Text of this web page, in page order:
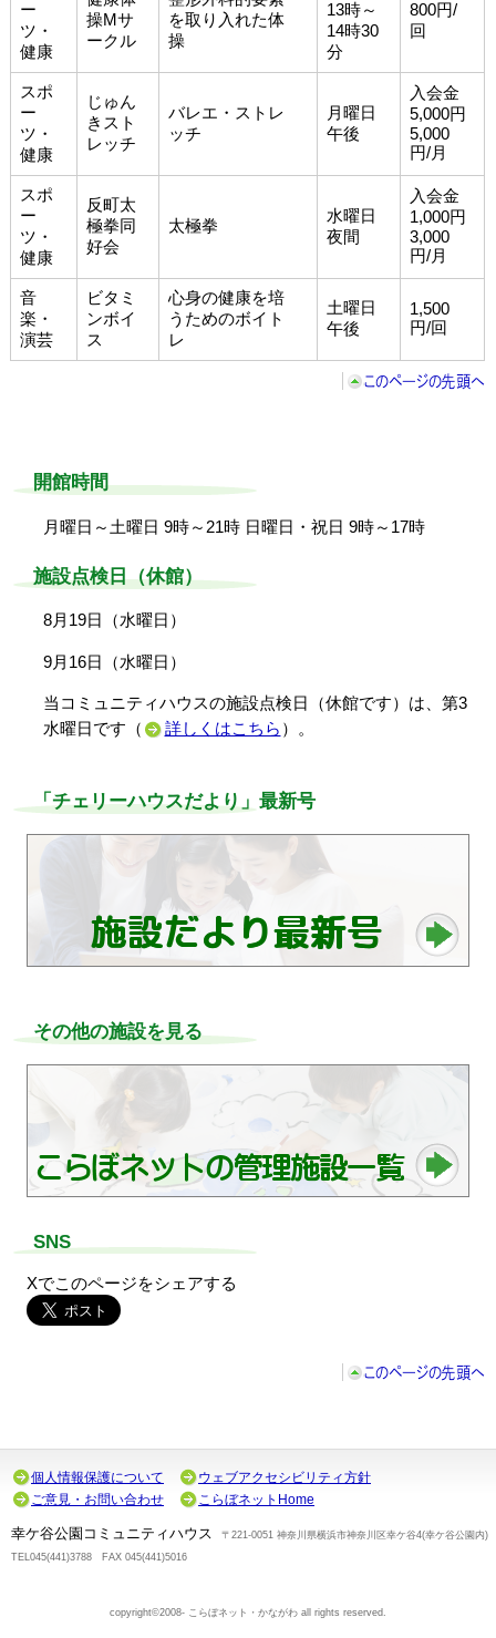
ー
ツ・
健康
操Mサ
ークル
を取り入れた体
操
13時～
14時30
分
800円/
回
スポ
ー
ツ・
健康
じゅん
きスト
レッチ
バレエ・ストレ
ッチ
月曜日
午後
入会金
5,000円
5,000
円/月
スポ
ー
ツ・
健康
反町太
極拳同
好会
太極拳
水曜日
夜間
入会金
1,000円
3,000
円/月
音
楽・
演芸
ビタミ
ンボイ
ス
心身の健康を培
うためのボイト
レ
土曜日
午後
1,500
円/回
開館時間
月曜日～土曜日 9時～21時日曜日・祝日 9時～17時
施設点検日（休館）
8月19日（水曜日）
9月16日（水曜日）
当コミュニティハウスの施設点検日（休館です）は、第3
水曜日です（
詳しくはこちら ）。
「チェリーハウスだより」最新号
その他の施設を見る
SNS
Xでこのページをシェアする
個人情報保護について
ウェブアクセシビリティ方針
ご意見・お問い合わせ
こらぼネットHome
幸ケ谷公園コミュニティハウス
〒221-0051 神奈川県横浜市神奈川区幸ケ谷4(幸ケ谷公園内)
TEL045(441)3788 FAX 045(441)5016
copyright©2008- こらぼネット・かながわ all rights reserved.